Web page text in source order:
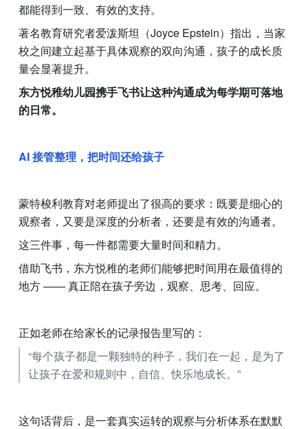
都能得到一致、有效的支持。
著名教育研究者爱泼斯坦（Joyce Epstein）指出，当家
校之间建立起基于具体观察的双向沟通，孩子的成长质
量会显著提升。
东方悦稚幼儿园携手飞书让这种沟通成为每学期可落地
的日常。
AI 接管整理，把时间还给孩子
蒙特梭利教育对老师提出了很高的要求：既要是细心的
观察者，又要是深度的分析者，还要是有效的沟通者。
这三件事，每一件都需要大量时间和精力。
借助飞书，东方悦稚的老师们能够把时间用在最值得的
地方 —— 真正陪在孩子旁边，观察、思考、回应。
正如老师在给家长的记录报告里写的：
“每个孩子都是一颗独特的种子，我们在一起，是为了
让孩子在爱和规则中，自信、快乐地成长。”
这句话背后，是一套真实运转的观察与分析体系在默默